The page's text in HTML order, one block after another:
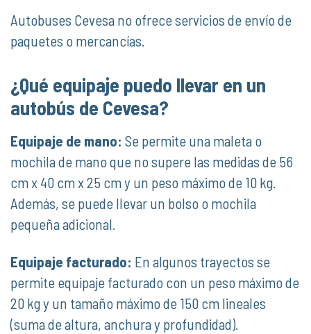
Autobuses Cevesa no ofrece servicios de envío de
paquetes o mercancías.
¿Qué equipaje puedo llevar en un
autobús de Cevesa?
Equipaje de mano: Se permite una maleta o
mochila de mano que no supere las medidas de 56
cm x 40 cm x 25 cm y un peso máximo de 10 kg.
Además, se puede llevar un bolso o mochila
pequeña adicional.
Equipaje facturado: En algunos trayectos se
permite equipaje facturado con un peso máximo de
20 kg y un tamaño máximo de 150 cm lineales
(suma de altura, anchura y profundidad).